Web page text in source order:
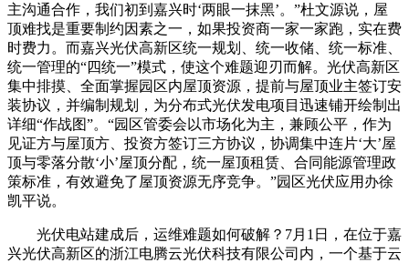
主沟通合作，我们初到嘉兴时‘两眼一抹黑’。”杜文源说，屋
顶难找是重要制约因素之一，如果投资商一家一家跑，实在费
时费力。而嘉兴光伏高新区统一规划、统一收储、统一标准、
统一管理的“四统一”模式，使这个难题迎刃而解。光伏高新区
集中排摸、全面掌握园区内屋顶资源，提前与屋顶业主签订安
装协议，并编制规划，为分布式光伏发电项目迅速铺开绘制出
详细“作战图”。“园区管委会以市场化为主，兼顾公平，作为
见证方与屋顶方、投资方签订三方协议，协调集中连片‘大’屋
顶与零落分散‘小’屋顶分配，统一屋顶租赁、合同能源管理政
策标准，有效避免了屋顶资源无序竞争。”园区光伏应用办徐
凯平说。
光伏电站建成后，运维难题如何破解？7月1日，在位于嘉
兴光伏高新区的浙江电腾云光伏科技有限公司内，一个基于云